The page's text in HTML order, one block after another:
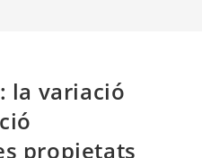
la variació
propietats